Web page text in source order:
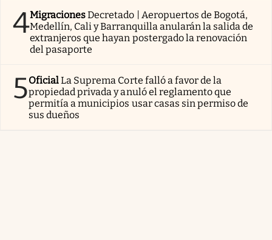
4MigracionesDecretado | Aeropuertos de Bogotá,
Medellín, Cali y Barranquilla anularán la salida de
extranjeros que hayan postergado la renovación
del pasaporte
5OficialLa Suprema Corte falló a favor de la
propiedad privada y anuló el reglamento que
permitía a municipios usar casas sin permiso de
sus dueños